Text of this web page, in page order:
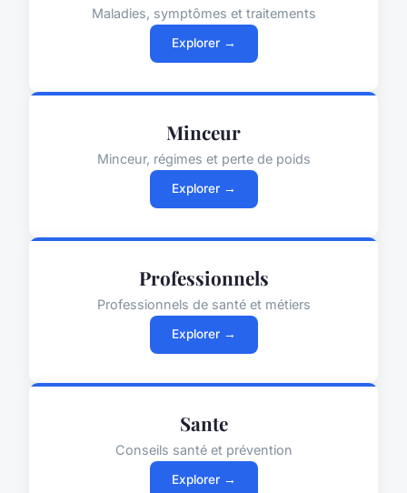
Maladies, symptômes et traitements
Explorer →
Minceur
Minceur, régimes et perte de poids
Explorer →
Professionnels
Professionnels de santé et métiers
Explorer →
Sante
Conseils santé et prévention
Explorer →